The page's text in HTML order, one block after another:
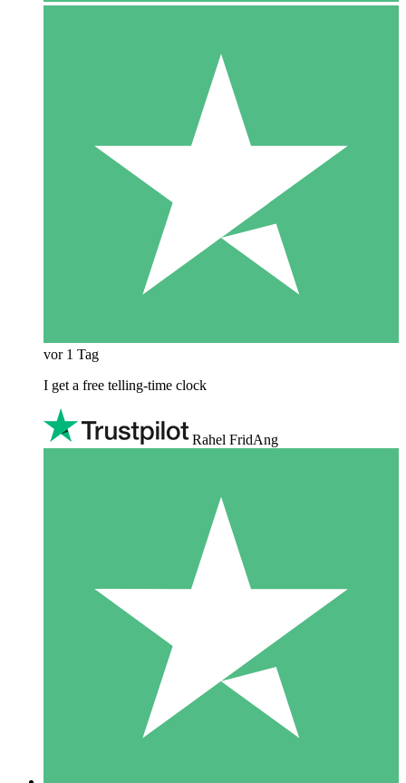
vor 1 Tag
I get a free telling-time clock
Rahel FridAng